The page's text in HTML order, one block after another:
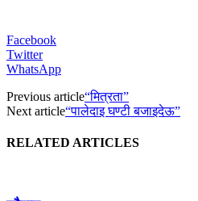
Facebook
Twitter
WhatsApp
Previous article“मित्रता”
Next article“पालेदाइ घण्टी बजाइदेऊ”
RELATED ARTICLES